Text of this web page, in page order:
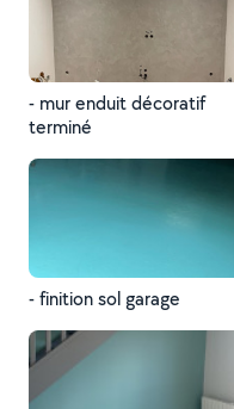
- mur enduit décoratif
terminé
- finition sol garage